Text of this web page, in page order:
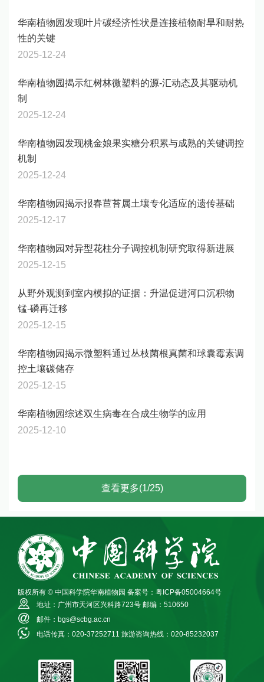
华南植物园发现叶片碳经济性状是连接植物耐旱和耐热
性的关键
2025-12-24
华南植物园揭示红树林微塑料的源-汇动态及其驱动机
制
2025-12-24
华南植物园发现桃金娘果实糖分积累与成熟的关键调控
机制
2025-12-24
华南植物园揭示报春苣苔属土壤专化适应的遗传基础
2025-12-17
华南植物园对异型花柱分子调控机制研究取得新进展
2025-12-15
从野外观测到室内模拟的证据：升温促进河口沉积物
锰-磷再迁移
2025-12-15
华南植物园揭示微塑料通过丛枝菌根真菌和球囊霉素调
控土壤碳储存
2025-12-15
华南植物园综述双生病毒在合成生物学的应用
2025-12-10
查看更多(1/25)
版权所有 © 中国科学院华南植物园 备案号：粤ICP备05004664号
地址：广州市天河区兴科路723号 邮编：510650
邮件：bgs@scbg.ac.cn
电话传真：020-37252711 旅游咨询热线：020-85232037